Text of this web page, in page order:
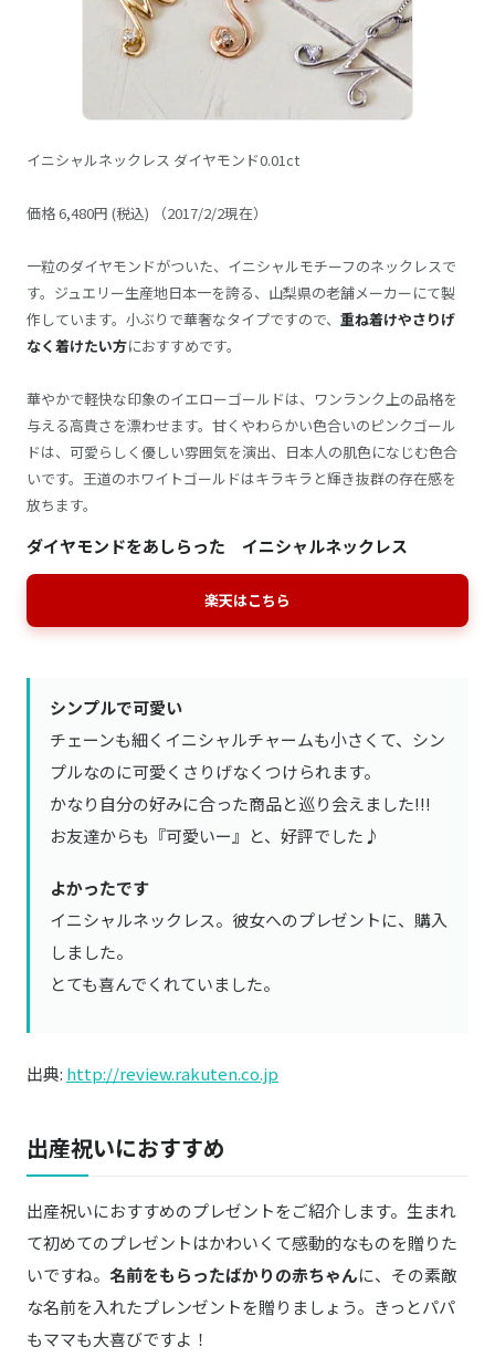
イニシャルネックレス ダイヤモンド0.01ct
価格 6,480円 (税込) （2017/2/2現在）
一粒のダイヤモンドがついた、イニシャルモチーフのネックレスで
す。ジュエリー生産地日本一を誇る、山梨県の老舗メーカーにて製
作しています。小ぶりで華奢なタイプですので、 重ね着けやさりげ
なく着けたい方におすすめです。
華やかで軽快な印象のイエローゴールドは、ワンランク上の品格を
与える高貴さを漂わせます。甘くやわらかい色合いのピンクゴール
ドは、可愛らしく優しい雰囲気を演出、日本人の肌色になじむ色合
いです。王道のホワイトゴールドはキラキラと輝き抜群の存在感を
放ちます。
ダイヤモンドをあしらった イニシャルネックレス
楽天はこちら
シンプルで可愛い
チェーンも細くイニシャルチャームも小さくて、シン
プルなのに可愛くさりげなくつけられます。
かなり自分の好みに合った商品と巡り会えました!!!
お友達からも『可愛いー』と、好評でした♪
よかったです
イニシャルネックレス。彼女へのプレゼントに、購入
しました。
とても喜んでくれていました。
出典: http://review.rakuten.co.jp
出産祝いにおすすめ
出産祝いにおすすめのプレゼントをご紹介します。生まれ
て初めてのプレゼントはかわいくて感動的なものを贈りた
いですね。 名前をもらったばかりの赤ちゃんに、その素敵
な名前を入れたプレンゼントを贈りましょう。きっとパパ
もママも大喜びですよ！